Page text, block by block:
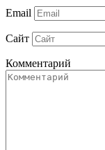
Email
Сайт
Комментарий